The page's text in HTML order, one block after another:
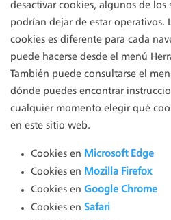
desactivar cookies, algunos de los
podrían dejar de estar operativos.
cookies es diferente para cada
puede hacerse desde el menú
También puede consultarse el
dónde puedes encontrar
cualquier momento elegir qué
en este sitio web.
Cookies en Microsoft Edge
Cookies en Mozilla Firefox
Cookies en Google Chrome
Cookies en Safari